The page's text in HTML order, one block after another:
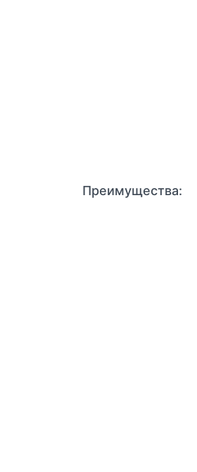
Преимущества: